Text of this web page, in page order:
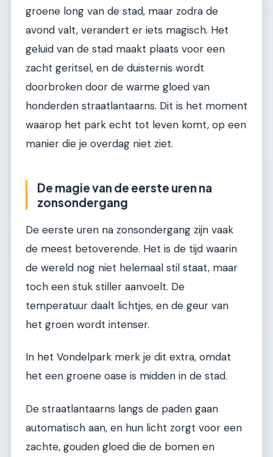
groene long van de stad, maar zodra de
avond valt, verandert er iets magisch. Het
geluid van de stad maakt plaats voor een
zacht geritsel, en de duisternis wordt
doorbroken door de warme gloed van
honderden straatlantaarns. Dit is het moment
waarop het park echt tot leven komt, op een
manier die je overdag niet ziet.
De magie van de eerste uren na
zonsondergang
De eerste uren na zonsondergang zijn vaak
de meest betoverende. Het is de tijd waarin
de wereld nog niet helemaal stil staat, maar
toch een stuk stiller aanvoelt. De
temperatuur daalt lichtjes, en de geur van
het groen wordt intenser.
In het Vondelpark merk je dit extra, omdat
het een groene oase is midden in de stad.
De straatlantaarns langs de paden gaan
automatisch aan, en hun licht zorgt voor een
zachte, gouden gloed die de bomen en